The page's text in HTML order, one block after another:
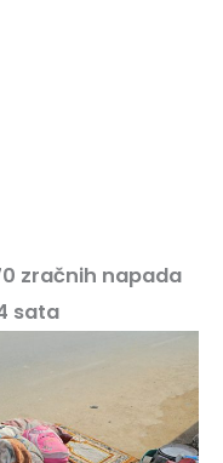
zračnih napada
sata